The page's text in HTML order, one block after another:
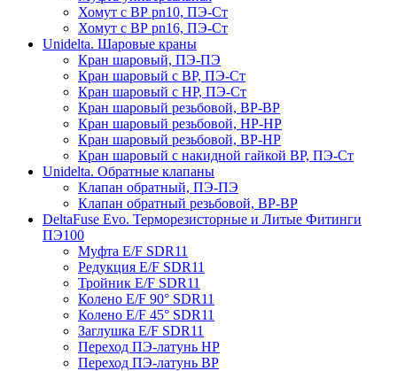
Хомут с ВР pn10, ПЭ-Ст
Хомут с ВР pn16, ПЭ-Ст
Unidelta. Шаровые краны
Кран шаровый, ПЭ-ПЭ
Кран шаровый с ВР, ПЭ-Ст
Кран шаровый с НР, ПЭ-Ст
Кран шаровый резьбовой, ВР-ВР
Кран шаровый резьбовой, НР-НР
Кран шаровый резьбовой, ВР-НР
Кран шаровый с накидной гайкой ВР, ПЭ-Ст
Unidelta. Обратные клапаны
Клапан обратный, ПЭ-ПЭ
Клапан обратный резьбовой, ВР-ВР
DeltaFuse Evo. Терморезисторные и Литые Фитинги
ПЭ100
Муфта E/F SDR11
Редукция E/F SDR11
Тройник E/F SDR11
Колено E/F 90° SDR11
Колено E/F 45° SDR11
Заглушка E/F SDR11
Переход ПЭ-латунь НР
Переход ПЭ-латунь ВР